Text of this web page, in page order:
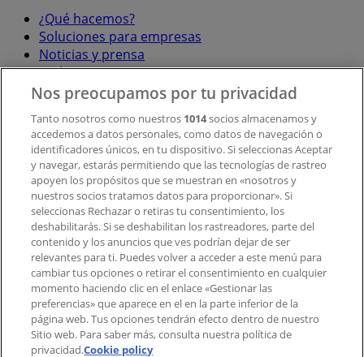
¿Qué hacemos?
Soluciones para empresas
Noticias y prensa
Trabaja con nosotros
Contacto
Contacto comercial y de marketing
Tienda mal colocada en el mapa
Notificar un folleto
¿Encontraste un problema en la web o en la
aplicación?
Índices
Marcas
Nos preocupamos por tu privacidad
Tanto nosotros como nuestros 1014socios almacenamos y
accedemos a datos personales, como datos de navegación o
identificadores únicos, en tu dispositivo. Si seleccionas Aceptar
y navegar, estarás permitiendo que las tecnologías de rastreo
apoyen los propósitos que se muestran en «nosotros y
nuestros socios tratamos datos para proporcionar». Si
seleccionas Rechazar o retiras tu consentimiento, los
deshabilitarás. Si se deshabilitan los rastreadores, parte del
contenido y los anuncios que ves podrían dejar de ser
relevantes para ti. Puedes volver a acceder a este menú para
cambiar tus opciones o retirar el consentimiento en cualquier
momento haciendo clic en el enlace «Gestionar las
preferencias» que aparece en el en la parte inferior de la
página web. Tus opciones tendrán efecto dentro de nuestro
Sitio web. Para saber más, consulta nuestra política de
privacidad.Cookie policy